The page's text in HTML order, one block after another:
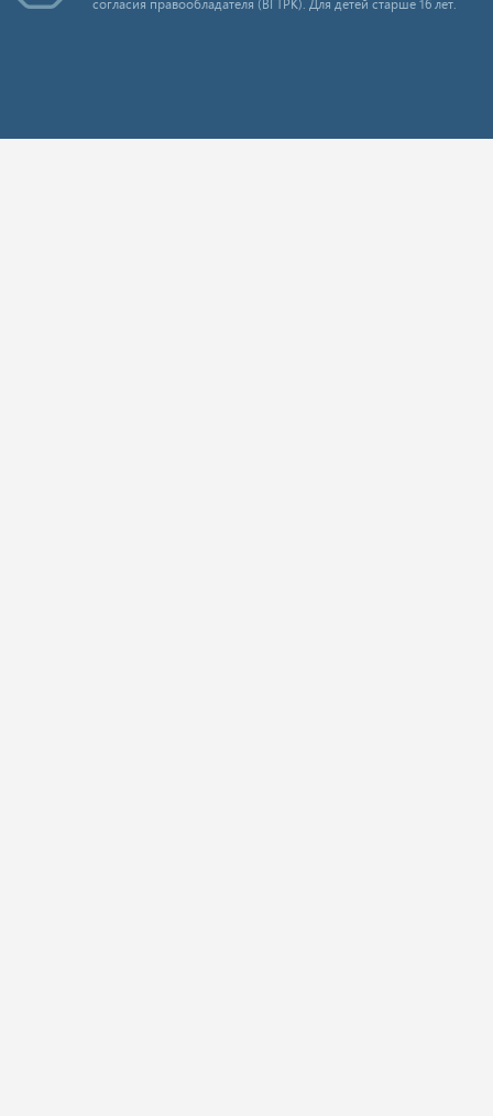
согласия правообладателя (ВГТРК). Для детей старше 16 лет.